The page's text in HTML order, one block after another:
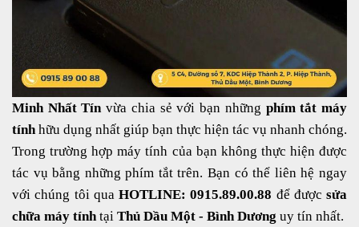
Minh Nhất Tínvừa chia sẻ với bạn những phím tắt máy
tính hữu dụng nhất giúp bạn thực hiện tác vụ nhanh chóng.
Trong trường hợp máy tính của bạn không thực hiện được
tác vụ bằng những phím tắt trên. Bạn có thể liên hệ ngay
với chúng tôi qua HOTLINE: 0915.89.00.88 để được sửa
chữa máy tính tại Thủ Dầu Một - Bình Dương uy tín nhất.